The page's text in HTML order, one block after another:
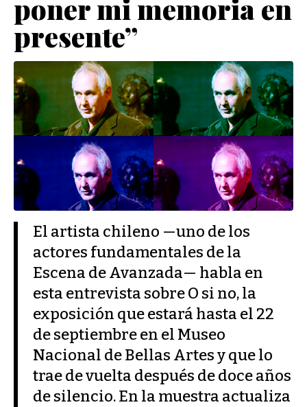
poner mi memoria en
presente”
El artista chileno —uno de los
actores fundamentales de la
Escena de Avanzada— habla en
esta entrevista sobre O si no, la
exposición que estará hasta el 22
de septiembre en el Museo
Nacional de Bellas Artes y que lo
trae de vuelta después de doce años
de silencio. En la muestra actualiza